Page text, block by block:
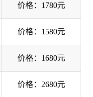
价格：1780元
价格：1580元
价格：1680元
价格：2680元